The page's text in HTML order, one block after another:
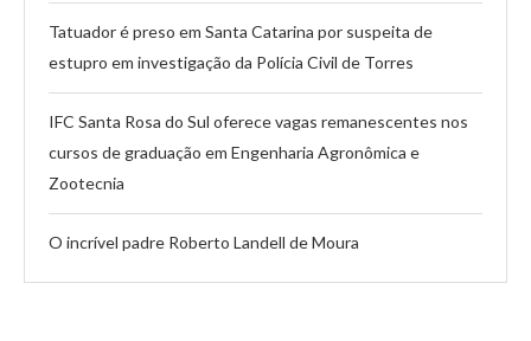
Tatuador é preso em Santa Catarina por suspeita de
estupro em investigação da Polícia Civil de Torres
IFC Santa Rosa do Sul oferece vagas remanescentes nos
cursos de graduação em Engenharia Agronômica e
Zootecnia
O incrível padre Roberto Landell de Moura